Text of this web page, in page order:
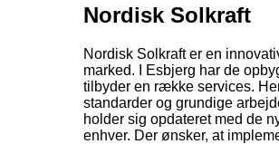
Nordisk Solkraft
Nordisk Solkraft er en
marked. I Esbjerg har de
tilbyder en række services.
standarder og grundige
holder sig opdateret med de
enhver. Der ønsker, at